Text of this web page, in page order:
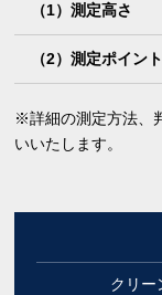
（1）測定高さ
（2）測定ポイン
※詳細の測定方法、
いいたします。
クリー